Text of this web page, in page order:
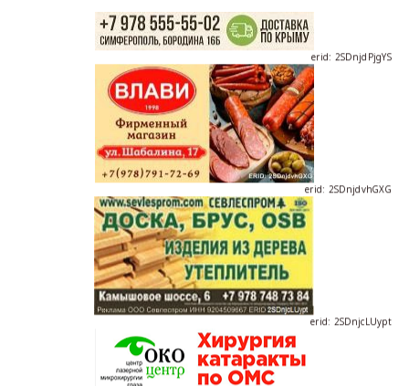
erid: 2SDnjdvhGXG
erid: 2SDnjcLUypt